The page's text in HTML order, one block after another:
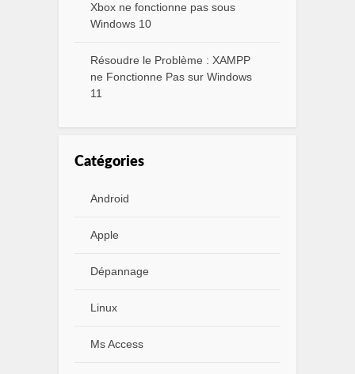
Xbox ne fonctionne pas sous
Windows 10
Résoudre le Problème : XAMPP
ne Fonctionne Pas sur Windows
11
Catégories
Android
Apple
Dépannage
Linux
Ms Access